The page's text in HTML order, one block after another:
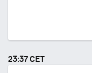
23:37 CET